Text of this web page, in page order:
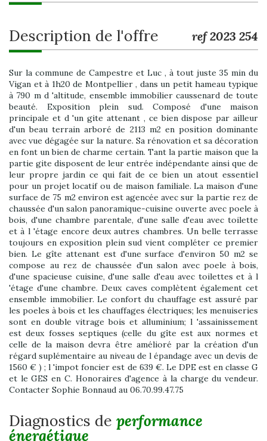
description de l'offre ref 2023 254
Sur la commune de Campestre et Luc , à tout juste 35 min du
Vigan et à 1h20 de Montpellier , dans un petit hameau typique
à 790 m d 'altitude, ensemble immobilier caussenard de toute
beauté. Exposition plein sud. Composé d'une maison
principale et d 'un gite attenant , ce bien dispose par ailleur
d'un beau terrain arboré de 2113 m2 en position dominante
avec vue dégagée sur la nature. Sa rénovation et sa décoration
en font un bien de charme certain. Tant la partie maison que la
partie gite disposent de leur entrée indépendante ainsi que de
leur propre jardin ce qui fait de ce bien un atout essentiel
pour un projet locatif ou de maison familiale. La maison d'une
surface de 75 m2 environ est agencée avec sur la partie rez de
chaussée d'un salon panoramique-cuisine ouverte avec poele à
bois, d'une chambre parentale, d'une salle d'eau avec toilette
et à l 'étage encore deux autres chambres. Un belle terrasse
toujours en exposition plein sud vient compléter ce premier
bien. Le gîte attenant est d'une surface d'environ 50 m2 se
compose au rez de chaussée d'un salon avec poele à bois,
d'une spacieuse cuisine, d'une salle d'eau avec toilettes et à l
'étage d'une chambre. Deux caves complètent également cet
ensemble immobilier. Le confort du chauffage est assuré par
les poeles à bois et les chauffages électriques; les menuiseries
sont en double vitrage bois et alluminium; l 'assainissement
est deux fosses septiques (celle du gîte est aux normes et
celle de la maison devra être amélioré par la création d'un
régard suplémentaire au niveau de l épandage avec un devis de
1560 € ) ; l 'impot foncier est de 639 €. Le DPE est en classe G
et le GES en C. Honoraires d'agence à la charge du vendeur.
Contacter Sophie Bonnaud au 06.70.99.47.75
diagnostics de performance
énergétique